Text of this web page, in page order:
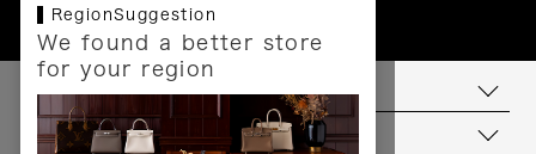
RegionSuggestion
We found a better store
for your region
お支払いについて
配送について